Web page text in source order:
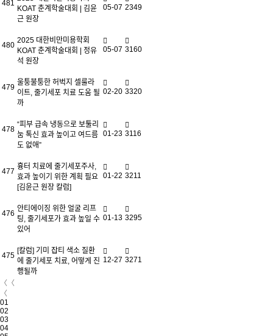
481
KOAT 춘계학술대회 | 김윤
근 원장
05-07 2349
480
2025 대한비만미용학회
KOAT 춘계학술대회 | 정유
석 원장
05-07 3160
479
울퉁불퉁한 허벅지 셀룰라
이트, 줄기세포 치료 도움 될
까
02-20 3320
478
“피부 급속 냉동으로 보툴리
눔 톡신 효과 높이고 여드름
도 없애”
01-23 3116
477
흉터 치료에 줄기세포주사,
효과 높이기 위한 계획 필요
[김윤근 원장 칼럼]
01-22 3211
476
안티에이징 위한 얼굴 리프
팅, 줄기세포가 효과 높일 수
있어
01-13 3295
475
[칼럼] 기미 잡티 색소 질환
에 줄기세포 치료, 어떻게 진
행될까
12-27 3271
〈〈
〈
01
02
03
04